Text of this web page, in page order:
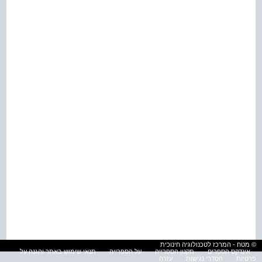
© מטח - המרכז לטכנולוגיה חינוכית
אינדקס הספרים
תקנון הספרייה על הספרייה
תנאי שימוש באתר והגנה על
פרטיות
הסדרי נגישות עזרה